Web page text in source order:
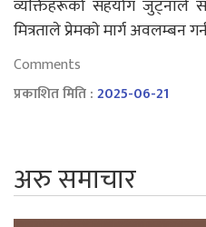
व्यक्तिहरूको सहयोग जुट्नाले
मित्रताले प्रेमकाे मार्ग अवलम्बन
Comments
प्रकाशित मिति :2025-06-21
अरु समाचार